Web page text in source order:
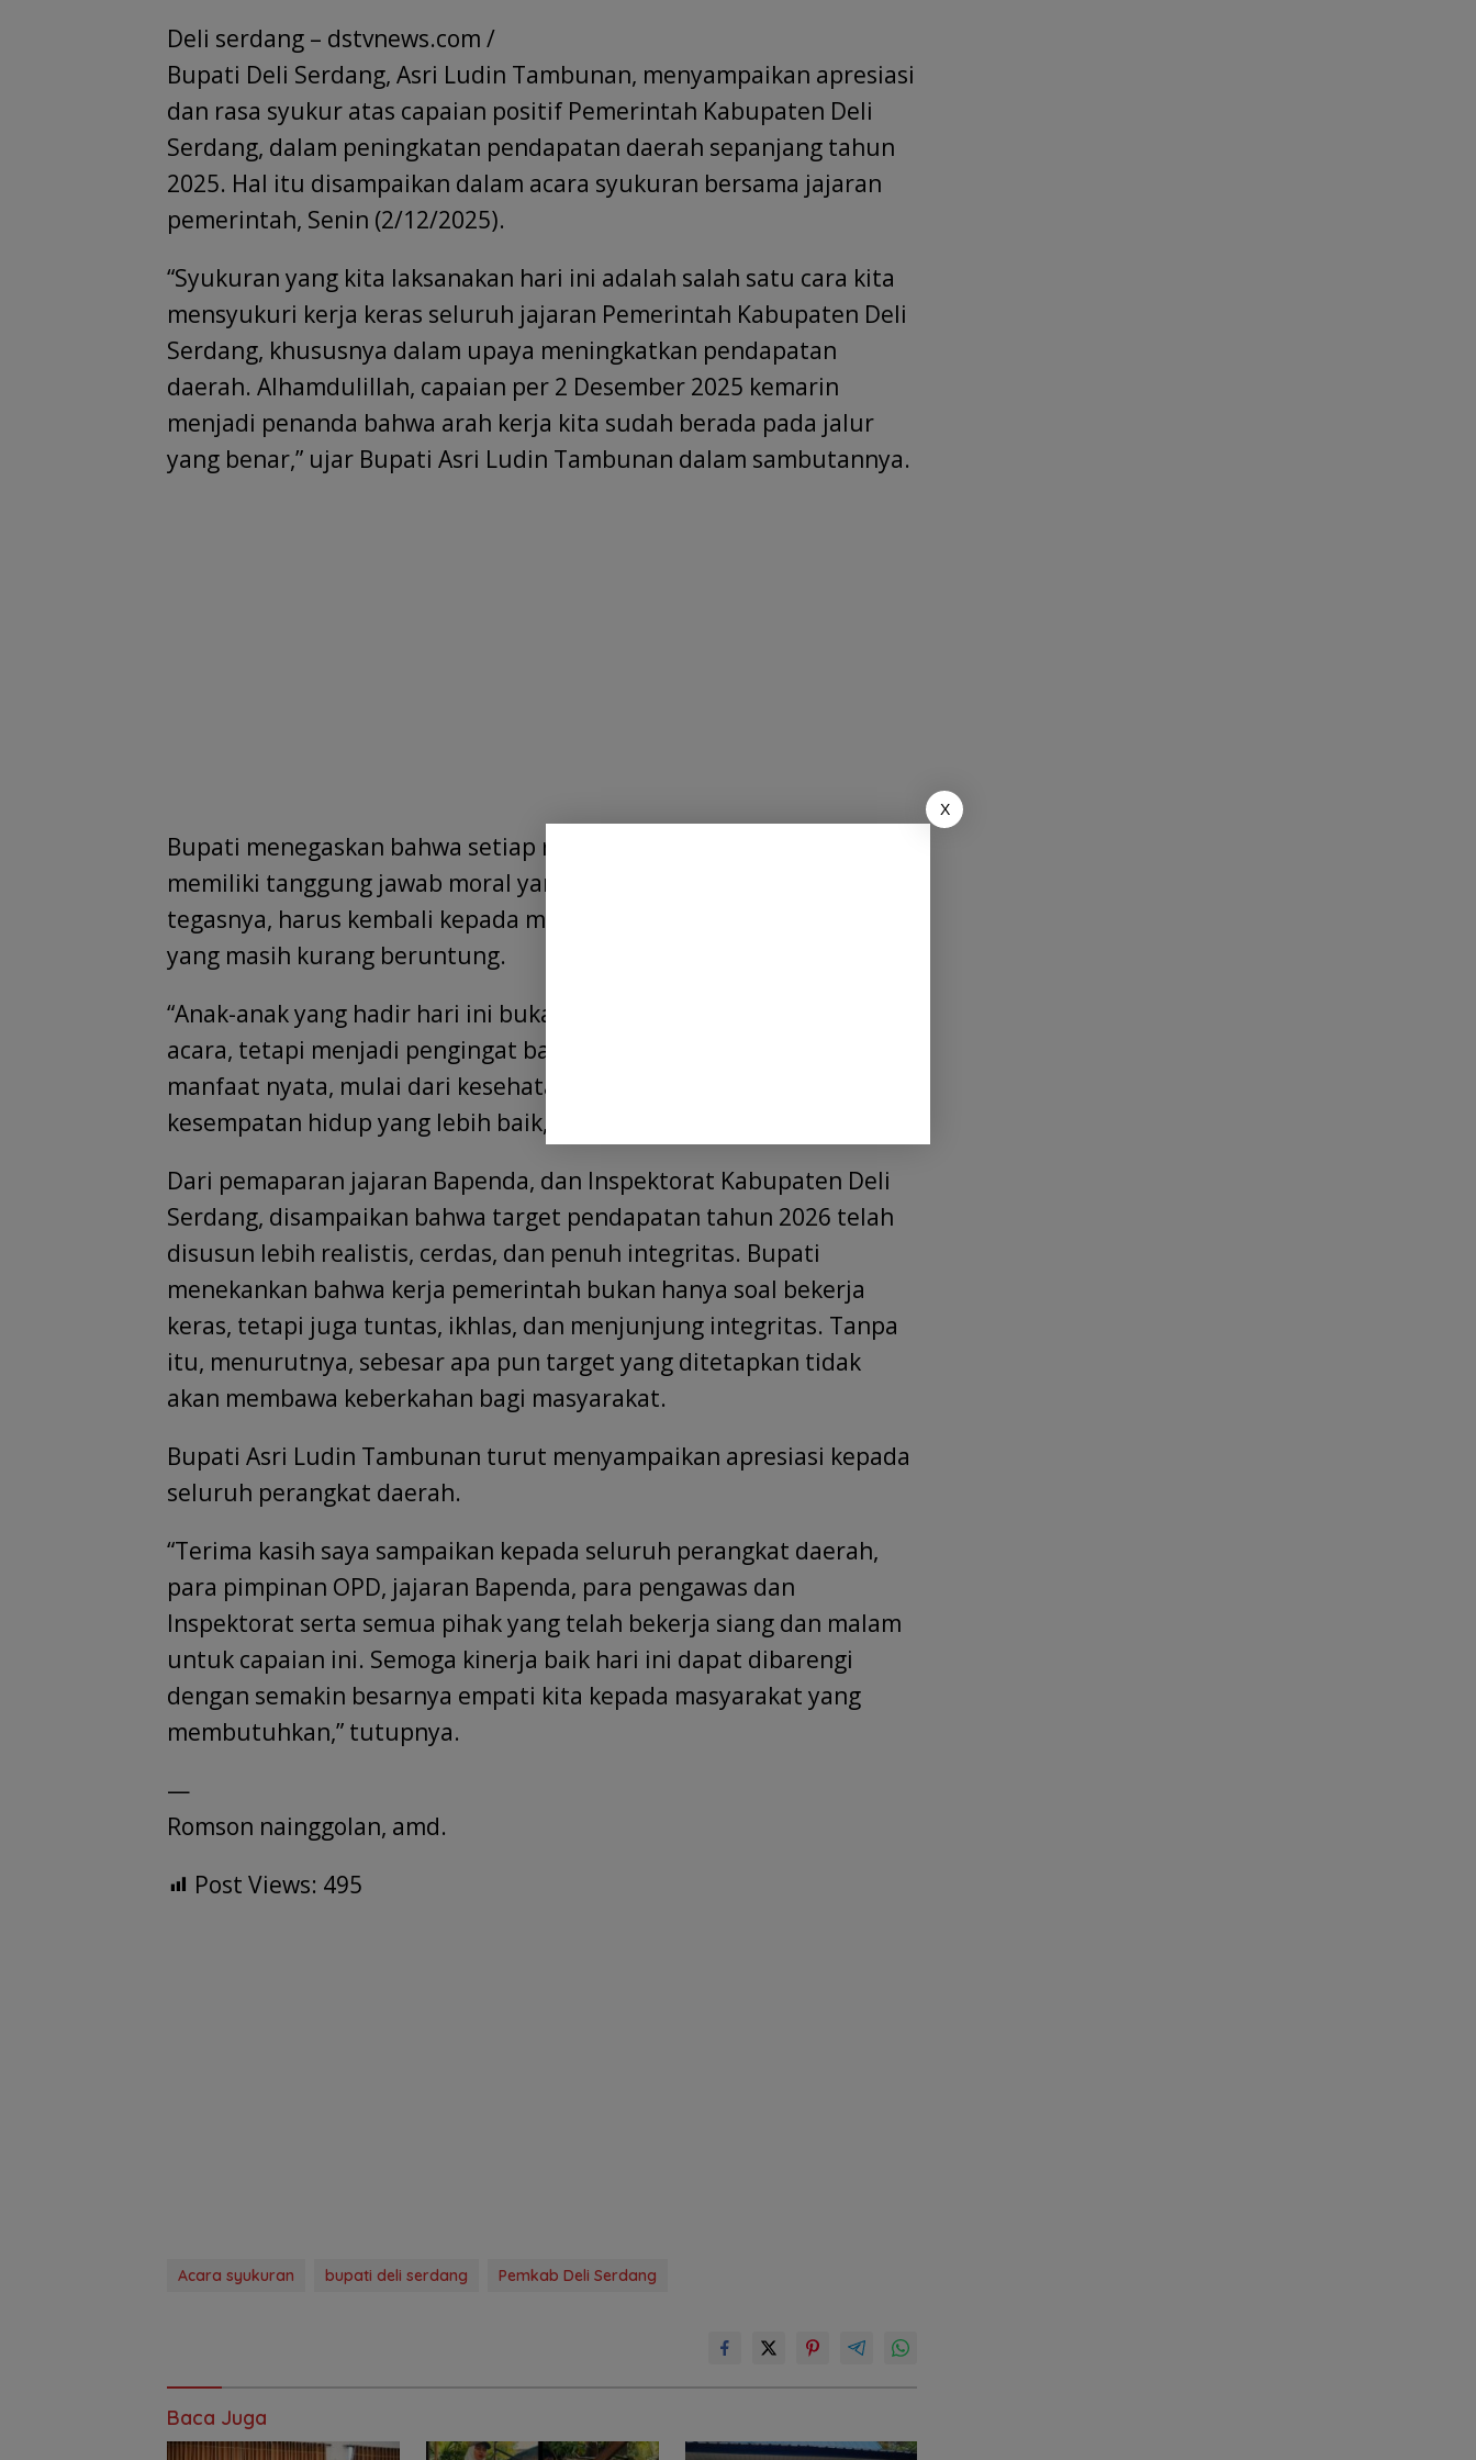
ac
e
b
o
o
k
h
at
s
A
p
p
n
k
e
dI
n
m
ai
l
el
e
gr
a
m
h
re
a
d
s
w
itt
er e
Deli serdang – dstvnews.com /
Bupati Deli Serdang, Asri Ludin Tambunan, menyampaikan apresiasi
dan rasa syukur atas capaian positif Pemerintah Kabupaten Deli
Serdang, dalam peningkatan pendapatan daerah sepanjang tahun
2025. Hal itu disampaikan dalam acara syukuran bersama jajaran
pemerintah, Senin (2/12/2025).
“Syukuran yang kita laksanakan hari ini adalah salah satu cara kita
mensyukuri kerja keras seluruh jajaran Pemerintah Kabupaten Deli
Serdang, khususnya dalam upaya meningkatkan pendapatan
daerah. Alhamdulillah, capaian per 2 Desember 2025 kemarin
menjadi penanda bahwa arah kerja kita sudah berada pada jalur
yang benar,” ujar Bupati Asri Ludin Tambunan dalam sambutannya.
Bupati menegaskan bahwa setiap rupiah pendapatan daerah
memiliki tanggung jawab moral yang besar. Pendapatan tersebut,
tegasnya, harus kembali kepada masyarakat, terlebih kepada warga
yang masih kurang beruntung.
“Anak-anak yang hadir hari ini bukan sekadar untuk meramaikan
acara, tetapi menjadi pengingat bahwa kerja kita harus memberi
manfaat nyata, mulai dari kesehatan, pendidikan, hingga
kesempatan hidup yang lebih baik,” tambahnya.
Dari pemaparan jajaran Bapenda, dan Inspektorat Kabupaten Deli
Serdang, disampaikan bahwa target pendapatan tahun 2026 telah
disusun lebih realistis, cerdas, dan penuh integritas. Bupati
menekankan bahwa kerja pemerintah bukan hanya soal bekerja
keras, tetapi juga tuntas, ikhlas, dan menjunjung integritas. Tanpa
itu, menurutnya, sebesar apa pun target yang ditetapkan tidak
akan membawa keberkahan bagi masyarakat.
Bupati Asri Ludin Tambunan turut menyampaikan apresiasi kepada
seluruh perangkat daerah.
“Terima kasih saya sampaikan kepada seluruh perangkat daerah,
para pimpinan OPD, jajaran Bapenda, para pengawas dan
Inspektorat serta semua pihak yang telah bekerja siang dan malam
untuk capaian ini. Semoga kinerja baik hari ini dapat dibarengi
dengan semakin besarnya empati kita kepada masyarakat yang
membutuhkan,” tutupnya.
—
Romson nainggolan, amd.
Post Views: 495
Acara syukuran bupati deli serdang Pemkab Deli Serdang
Baca Juga
X